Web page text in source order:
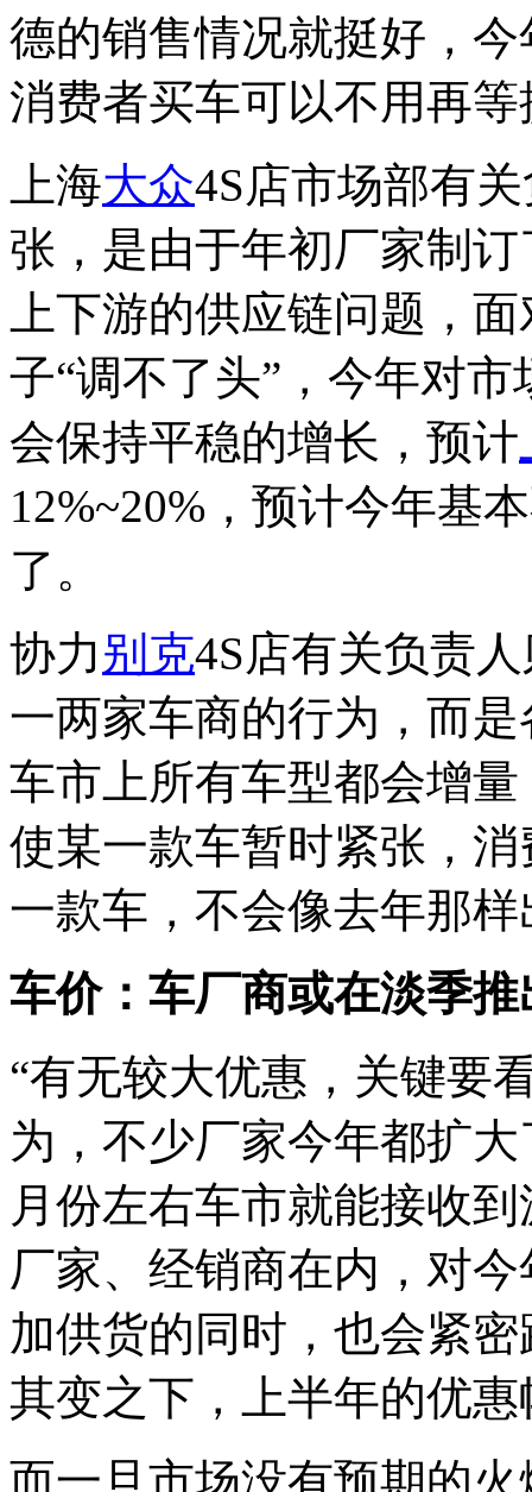
德的销售情况就挺好，
消费者买车可以不用再
上海大众4S店市场部有
张，是由于年初厂家制
上下游的供应链问题，
子“调不了头”，今年对
会保持平稳的增长，预计
12%~20%，预计今年基
了。
协力别克4S店有关负责
一两家车商的行为，而
车市上所有车型都会增
使某一款车暂时紧张，
一款车，不会像去年那
车价：车厂商或在淡季推
“有无较大优惠，关键要
为，不少厂家今年都扩
月份左右车市就能接收
厂家、经销商在内，对
加供货的同时，也会紧
其变之下，上半年的优
而一旦市场没有预期的